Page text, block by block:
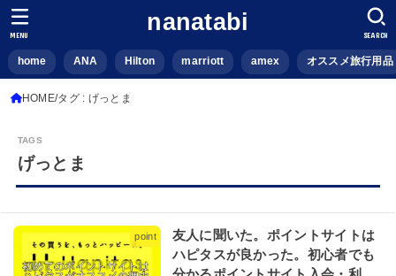
nanatabi
home ANA Hilton marriott amex オススメ旅行用品
SEARCH
MENU
HOME タグ : げっとま
げっとま
point
友人に聞いた。ポイントサイトは
ハピタスが良かった。初心者でも